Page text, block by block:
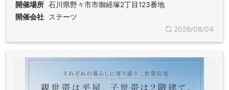
開催場所 石川県野々市市御経塚2丁目123番地
開催会社
ステーツ
2026/08/04